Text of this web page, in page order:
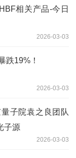
相关产品-今日
2026-03-03
跌19%！
2026-03-03
子院袁之良团队
子源
2026-03-03